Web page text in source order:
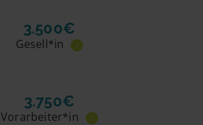
3.500€
Gesell*in i
3.750€
Vorarbeiter*in i